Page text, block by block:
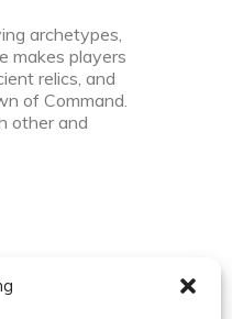
archetypes,
makes players
relics, and
of Command.
other and